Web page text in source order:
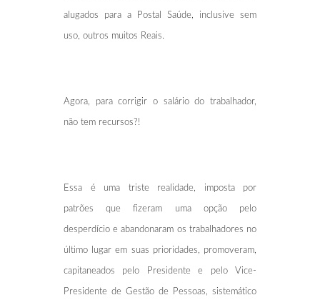
alugados para a Postal Saúde, inclusive sem
uso, outros muitos Reais.
Agora, para corrigir o salário do trabalhador,
não tem recursos?!
Essa é uma triste realidade, imposta por
patrões que fizeram uma opção pelo
desperdício e abandonaram os trabalhadores no
último lugar em suas prioridades, promoveram,
capitaneados pelo Presidente e pelo Vice-
Presidente de Gestão de Pessoas, sistemático